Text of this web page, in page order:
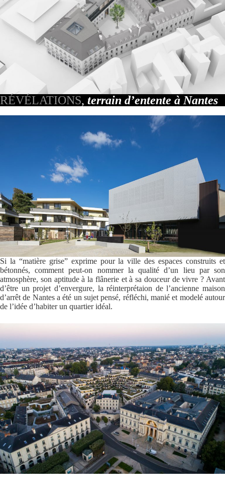
RÉVÉLATIONS, terrain d’entente à Nantes
Si la “matière grise” exprime pour la ville des espaces construits et
bétonnés, comment peut-on nommer la qualité d’un lieu par son
atmosphère, son aptitude à la flânerie et à sa douceur de vivre ? Avant
d’être un projet d’envergure, la réinterprétaion de l’ancienne maison
d’arrêt de Nantes a été un sujet pensé, réfléchi, manié et modelé autour
de l’idée d’habiter un quartier idéal.